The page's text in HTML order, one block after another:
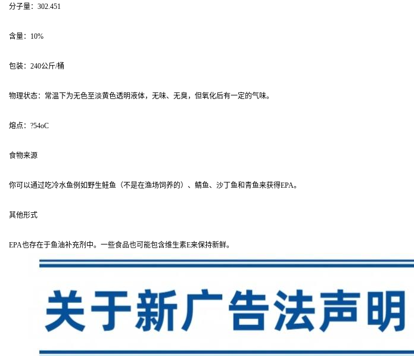
分子量：302.451
含量：10%
包装：240公斤/桶
物理状态：常温下为无色至淡黄色透明液体，无味、无臭，但氧化后有一定的气味。
熔点：?54oC
食物来源
你可以通过吃冷水鱼例如野生鲑鱼（不是在渔场饲养的）、鲭鱼、沙丁鱼和青鱼来获得EPA。
其他形式
EPA也存在于鱼油补充剂中。一些食品也可能包含维生素E来保持新鲜。